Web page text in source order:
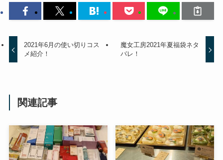
2021年6月の使い切りコス
メ紹介！
魔女工房2021年夏福袋ネタ
バレ！
関連記事